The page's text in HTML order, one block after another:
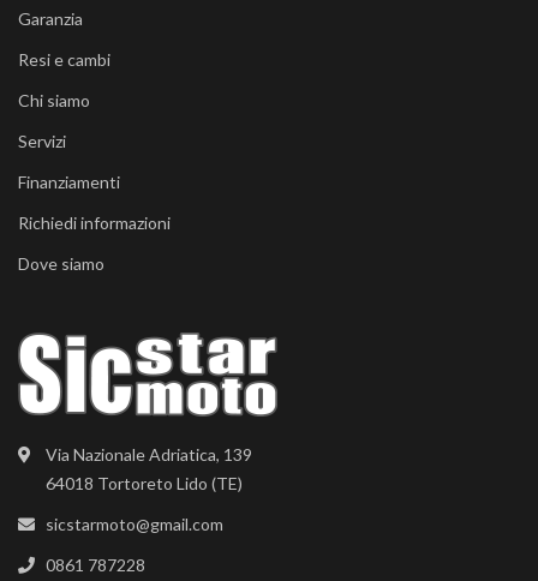
Via Nazionale Adriatica, 139
64018 Tortoreto Lido (TE)
sicstarmoto@gmail.com
0861 787228
Garanzia
Resi e cambi
Chi siamo
Servizi
Finanziamenti
Richiedi informazioni
Dove siamo